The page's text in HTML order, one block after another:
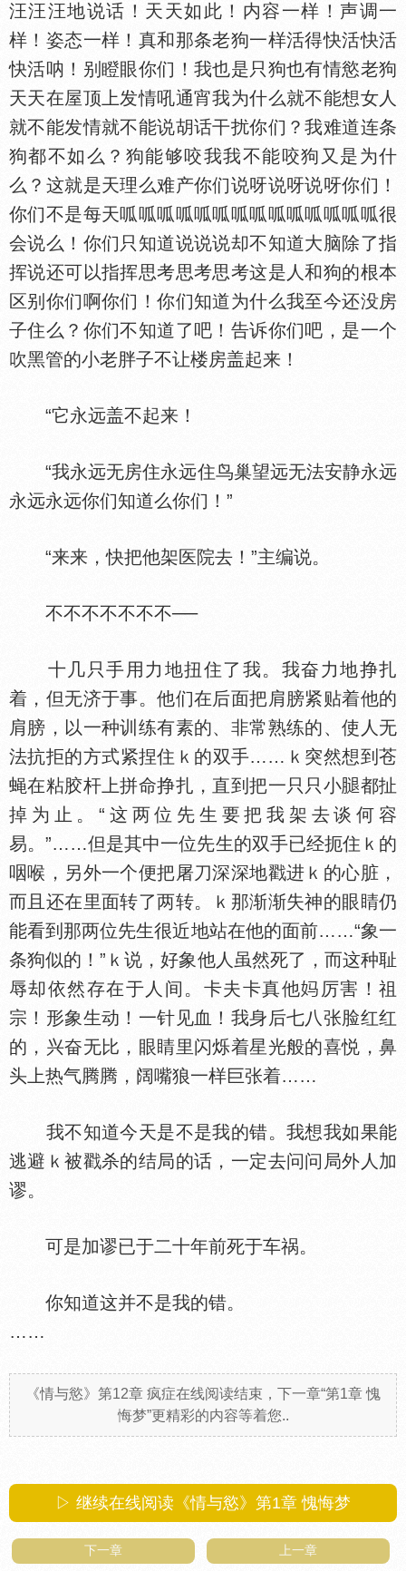
汪汪汪地说话！天天如此！内容一样！声调一
样！姿态一样！真和那条老狗一样活得快活快活
快活呐！别瞪眼你们！我也是只狗也有情慾老狗
天天在屋顶上发情吼通宵我为什么就不能想女人
就不能发情就不能说胡话干扰你们？我难道连条
狗都不如么？狗能够咬我我不能咬狗又是为什
么？这就是天理么难产你们说呀说呀说呀你们！
你们不是每天呱呱呱呱呱呱呱呱呱呱呱呱呱呱很
会说么！你们只知道说说说却不知道大脑除了指
挥说还可以指挥思考思考思考这是人和狗的根本
区别你们啊你们！你们知道为什么我至今还没房
子住么？你们不知道了吧！告诉你们吧，是一个
吹黑管的小老胖子不让楼房盖起来！
“它永远盖不起来！
“我永远无房住永远住鸟巢望远无法安静永远
永远永远你们知道么你们！”
“来来，快把他架医院去！”主编说。
不不不不不不不──
十几只手用力地扭住了我。我奋力地挣扎
着，但无济于事。他们在后面把肩膀紧贴着他的
肩膀，以一种训练有素的、非常熟练的、使人无
法抗拒的方式紧捏住ｋ的双手……ｋ突然想到苍
蝇在粘胶杆上拼命挣扎，直到把一只只小
都扯
掉为止。“这两位先生要把我架去谈何容
易。”……但是其中一位先生的双手已经扼住ｋ的
咽喉，另外一个便把屠刀深深地戳进ｋ的心脏，
而且还在里面转了两转。ｋ那渐渐失神的眼睛仍
能看到那两位先生很近地站在他的面前……“象一
条狗似的！”ｋ说，好象他人虽然死了，而这种耻
辱却依然存在于人间。卡夫卡真他
厉害！祖
宗！形象生动！一针见血！我身后七八张脸红红
的，兴奋无比，眼睛里闪烁着星光般的喜悦，鼻
头上热气腾腾，阔嘴狼一样巨张着……
我不知道今天是不是我的错。我想我如果能
逃避ｋ被戳杀的结局的话，一定去问问局外人加
谬。
可是加谬已于二十年前死于车祸。
你知道这并不是我的错。
……
《情与慾》第12章 疯症在线阅读结束，下一章“第1章 愧
悔梦”更精彩的内容等着您..
▷ 继续在线阅读《情与慾》第1章 愧悔梦
下一章 上一章